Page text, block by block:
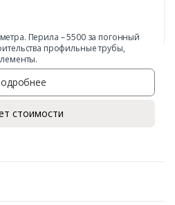
Перила – 5500 за погонный
профильные трубы,
стоимости